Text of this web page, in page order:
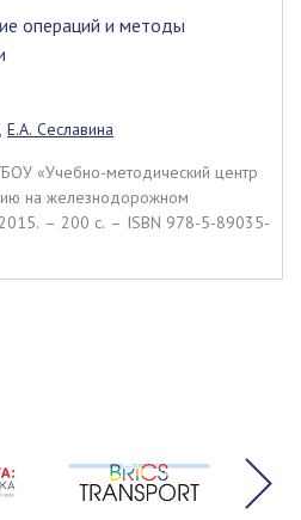
операций и методы
, Е.А. Сеславина
«Учебно-методический центр
на железнодорожном
2015. – 200 c. – ISBN 978-5-89035-